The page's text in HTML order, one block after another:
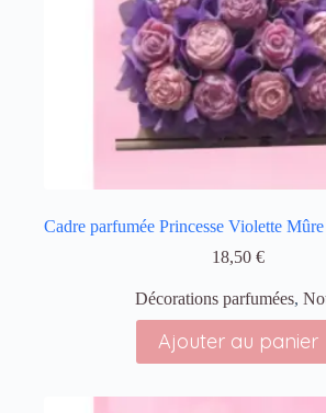
Cadre parfumée Princesse Violette
18,50€
Décorations parfumées,
Ajouter au panier